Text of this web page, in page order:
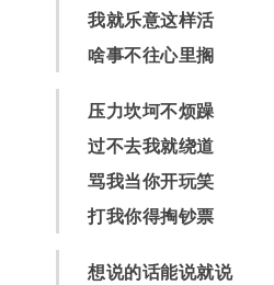
我就乐意这样活
啥事不往心里搁
压力坎坷不烦躁
过不去我就绕道
骂我当你开玩笑
打我你得掏钞票
想说的话能说就说